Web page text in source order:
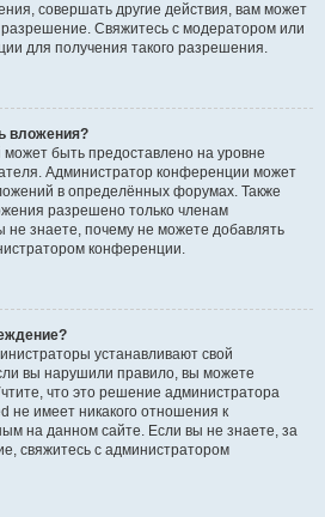
совершать другие действия, вам может
Свяжитесь с модератором или
для получения такого разрешения.
вложения?
быть предоставлено на уровне
Администратор конференции может
в определённых форумах. Также
разрешено только членам
не знаете, почему не можете добавлять
конференции.
устанавливают свой
вы нарушили правило, вы можете
что это решение администратора
не имеет никакого отношения к
на данном сайте. Если вы не знаете, за
свяжитесь с администратором